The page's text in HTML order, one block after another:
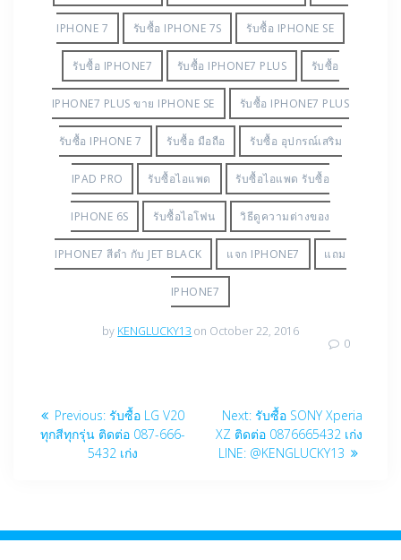
IPHONE 7 รับซื้อ IPHONE 7S รับซื้อ IPHONE SE
รับซื้อ IPHONE7 รับซื้อ IPHONE7 PLUS รับซื้อ
IPHONE7 PLUS ขาย IPHONE SE รับซื้อ IPHONE7 PLUS
รับซื้อ IPHONE 7 รับซื้อ มือถือ รับซื้อ อุปกรณ์เสริม
IPAD PRO รับซื้อไอแพด รับซื้อไอแพด รับซื้อ
IPHONE 6S รับซื้อไอโฟน วิธีดูความต่างของ
IPHONE7 สีดำ กับ JET BLACK แจก IPHONE7 แถม
IPHONE7
by KENGLUCKY13 on October 22, 2016
0
Post
navigation
Previous: Previous
post:
รับซื้อ LG V20
ทุกสีทุกรุ่น ติดต่อ 087-666-
5432 เก่ง
Next: Next
post:
รับซื้อ SONY Xperia
XZ ติดต่อ 0876665432 เก่ง
LINE: @KENGLUCKY13